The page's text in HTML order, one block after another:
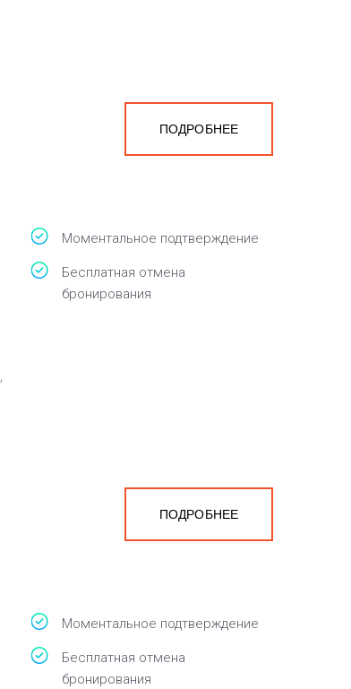
ПОДРОБНЕЕ
Моментальное подтверждение
Бесплатная отмена
бронирования
ПОДРОБНЕЕ
Моментальное подтверждение
Бесплатная отмена
бронирования